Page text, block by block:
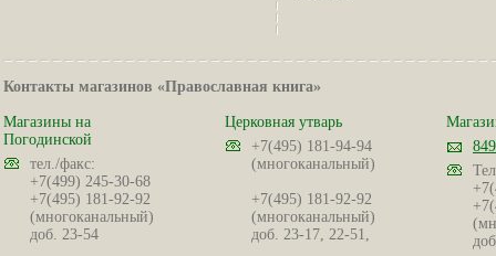
Контакты магазинов «Православная книга»
Магазины на
Погодинской
тел./факс:
+7(499) 245-30-68
+7(495) 181-92-92
(многоканальный)
доб. 23-54
Церковная утварь
+7(495) 181-94-94
(многоканальный)
+7(495) 181-92-92
(многоканальный)
доб. 23-17, 22-51,